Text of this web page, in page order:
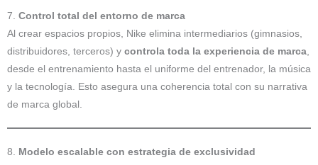
7. Control total del entorno de marca
Al crear espacios propios, Nike elimina intermediarios (gimnasios,
distribuidores, terceros) y controla toda la experiencia de marca
desde el entrenamiento hasta el uniforme del entrenador, la música
y la tecnología. Esto asegura una coherencia total con su narrativa
de marca global.
8. Modelo escalable con estrategia de exclusividad